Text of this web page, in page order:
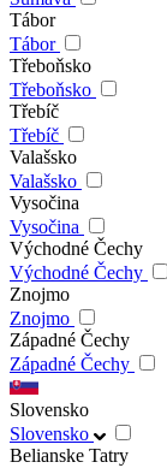
Tábor
Tábor
Třeboňsko
Třeboňsko
Třebíč
Třebíč
Valašsko
Valašsko
Vysočina
Vysočina
Východné Čechy
Východné Čechy
Znojmo
Znojmo
Západné Čechy
Západné Čechy
Slovensko
Slovensko
Belianske Tatry